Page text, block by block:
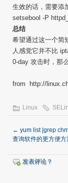
生效的话，需要添
setsebool -P
总结
希望通过这一个简
人感觉它并不比
0-day 攻击时，那
from http://
Linux
← yum list |grep
查询软件的更方便方
发表评论？